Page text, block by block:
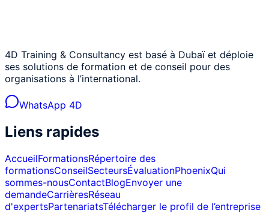
4D Training & Consultancy est basé à Dubaï et déploie
ses solutions de formation et de conseil pour des
organisations à l’international.
WhatsApp 4D
Liens rapides
AccueilFormationsRépertoire des
formationsConseilSecteursÉvaluationPhoenixQui
sommes-nousContactBlogEnvoyer une
demandeCarrièresRéseau
d'expertsPartenariatsTélécharger le profil de l’entreprise